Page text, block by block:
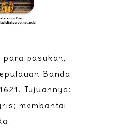
para pasukan,
Banda
Tujuannya:
membantai